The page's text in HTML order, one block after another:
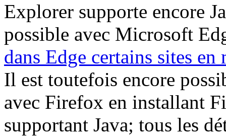
Explorer supporte encore
possible avec Microsoft
dans Edge certains sites
Il est toutefois encore
avec Firefox en installant
supportant Java; tous les